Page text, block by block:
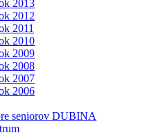
2013
2012
2011
2010
2009
2008
2007
2006
seniorov DUBINA